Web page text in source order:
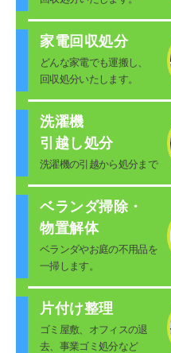
家電回収処分
どんな家電でも運搬し、
回収処分いたします。
洗濯機
引越し処分
洗濯機の引越から処分まで
ベランダ掃除・
物置解体
ベランダやお庭の不用品を
一掃します。
片付け整理
ゴミ屋敷、オフィスの退
去、事業ゴミ処分など